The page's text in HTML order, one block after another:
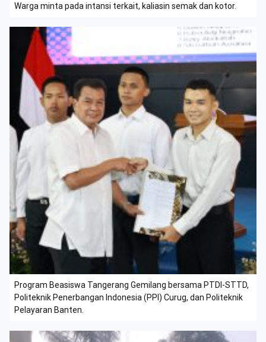
Warga minta pada intansi terkait, kaliasin semak dan kotor.
Program Beasiswa Tangerang Gemilang bersama PTDI-STTD,
Politeknik Penerbangan Indonesia (PPI) Curug, dan Politeknik
Pelayaran Banten.